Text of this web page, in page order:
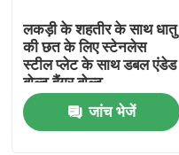
लकड़ी के शहतीर के साथ धातु
की छत के लिए स्टेनलेस
स्टील प्लेट के साथ डबल एंडेड
बोल्ट हैंगर बोल्ट
जांच भेजें